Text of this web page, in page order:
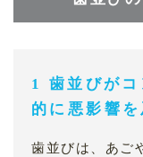
1 歯並びがコ
的に悪影響を
歯並びは、あご